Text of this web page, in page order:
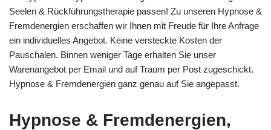
Seelen & Rückführungstherapie passen! Zu unseren Hypnose &
Fremdenergien erschaffen wir Ihnen mit Freude für Ihre Anfrage
ein individuelles Angebot. Keine versteckte Kosten der
Pauschalen. Binnen weniger Tage erhalten Sie unser
Warenangebot per Email und auf Traum per Post zugeschickt.
Hypnose & Fremdenergien ganz genau auf Sie angepasst.
Hypnose & Fremdenergien,